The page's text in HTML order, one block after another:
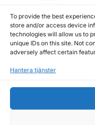
To provide the best
store and/or access device
technologies will allow us to
unique IDs on this site. Not
adversely affect certain
Hantera tjänster
Allmänna frågor: